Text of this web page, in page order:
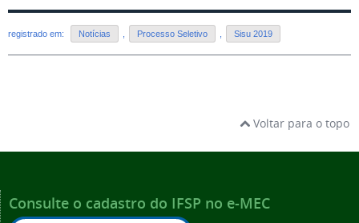
registrado em: Notícias Processo Seletivo Sisu 2019
Voltar para o topo
Consulte o cadastro do IFSP no e-MEC